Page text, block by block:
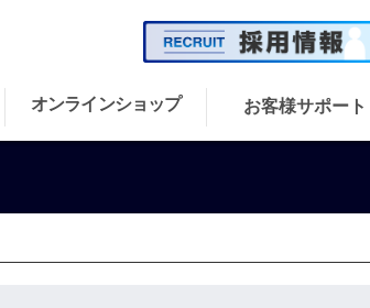
オンラインショップ お客様サポート